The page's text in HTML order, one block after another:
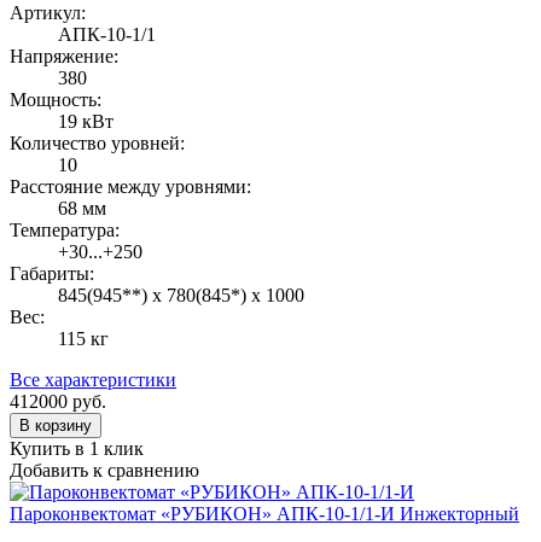
Артикул:
АПК-10-1/1
Напряжение:
380
Мощность:
19 кВт
Количество уровней:
10
Расстояние между уровнями:
68 мм
Температура:
+30...+250
Габариты:
845(945**) х 780(845*) х 1000
Вес:
115 кг
Все характеристики
412000 руб.
В корзину
Купить в 1 клик
Добавить к сравнению
Пароконвектомат «РУБИКОН» АПК-10-1/1-И Инжекторный